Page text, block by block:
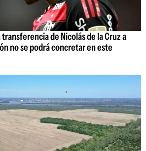
de Nicolás de la Cruz a
no se podrá concretar en este